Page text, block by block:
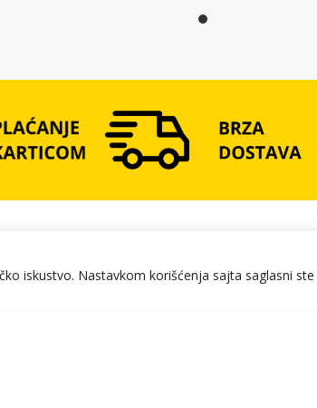
iskustvo. Nastavkom korišćenja sajta saglasni